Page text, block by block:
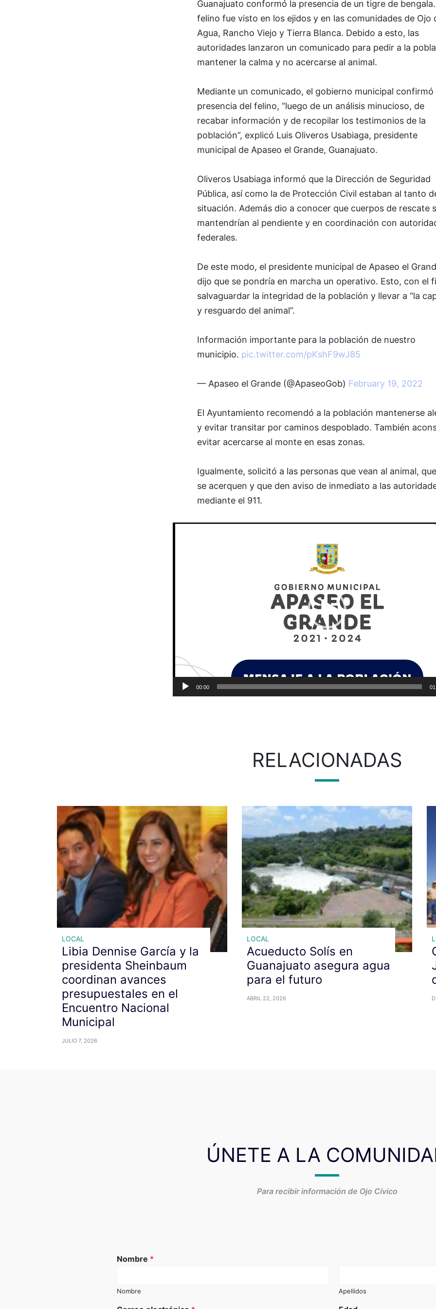
Guanajuato conformó la presencia de un tigre de
felino fue visto en los ejidos y en las comunidades de Ojo
Agua, Rancho Viejo y Tierra Blanca. Debido a esto, las
autoridades lanzaron un comunicado para pedir a la
mantener la calma y no acercarse al animal.
Mediante un comunicado, el gobierno municipal confirmó
presencia del felino, “luego de un análisis minucioso, de
recabar información y de recopilar los testimonios de la
población”, explicó Luis Oliveros Usabiaga, presidente
municipal de Apaseo el Grande, Guanajuato.
Oliveros Usabiaga informó que la Dirección de Seguridad
Pública, así como la de Protección Civil estaban al tanto
situación. Además dio a conocer que cuerpos de rescate
mantendrían al pendiente y en coordinación con
federales.
De este modo, el presidente municipal de Apaseo el
dijo que se pondría en marcha un operativo. Esto, con el
salvaguardar la integridad de la población y llevar a “la
y resguardo del animal”.
Información importante para la población de nuestro
municipio. pic.twitter.com/pKshF9wJ85
— Apaseo el Grande (@ApaseoGob) February 19, 2022
El Ayuntamiento recomendó a la población mantenerse
y evitar transitar por caminos despoblado. También
evitar acercarse al monte en esas zonas.
Igualmente, solicitó a las personas que vean al animal,
se acerquen y que den aviso de inmediato a las
mediante el 911.
00:00
RELACIONADAS
LOCAL
Libia Dennise García y la
presidenta Sheinbaum
coordinan avances
presupuestales en el
Encuentro Nacional
Municipal
JULIO 7, 2026
LOCAL
Acueducto Solís en
Guanajuato asegura agua
para el futuro
ABRIL 22, 2026
ÚNETE A LA
Para recibir información de Ojo Cívico
Nombre *
Nombre Apellidos